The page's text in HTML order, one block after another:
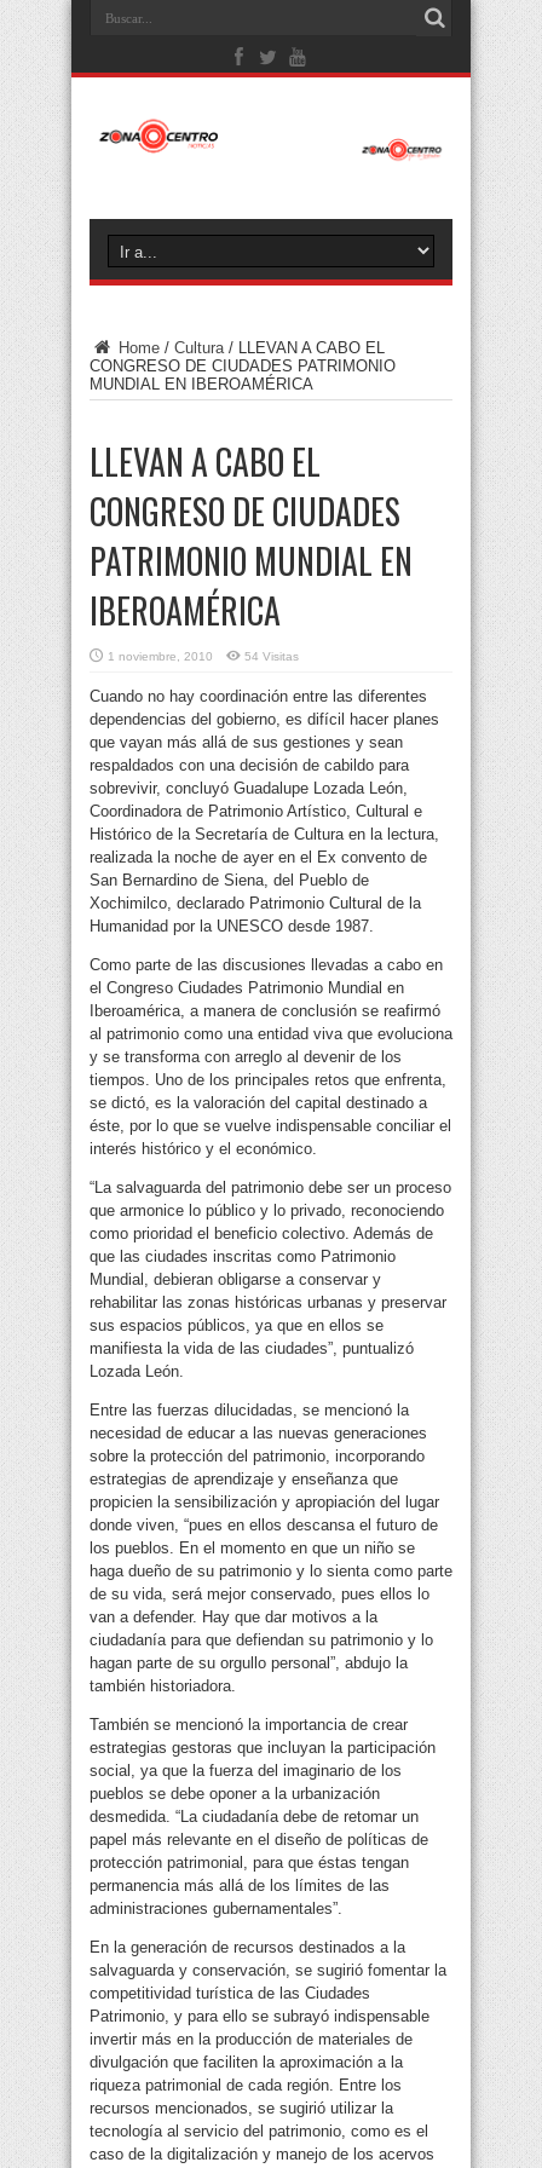
Home / Cultura / LLEVAN A CABO EL
CONGRESO DE CIUDADES PATRIMONIO
MUNDIAL EN IBEROAMÉRICA
LLEVAN A CABO EL
CONGRESO DE CIUDADES
PATRIMONIO MUNDIAL EN
IBEROAMÉRICA
1 noviembre, 2010 54 Visitas
Cuando no hay coordinación entre las diferentes
dependencias del gobierno, es difícil hacer planes
que vayan más allá de sus gestiones y sean
respaldados con una decisión de cabildo para
sobrevivir, concluyó Guadalupe Lozada León,
Coordinadora de Patrimonio Artístico, Cultural e
Histórico de la Secretaría de Cultura en la lectura,
realizada la noche de ayer en el Ex convento de
San Bernardino de Siena, del Pueblo de
Xochimilco, declarado Patrimonio Cultural de la
Humanidad por la UNESCO desde 1987.
Como parte de las discusiones llevadas a cabo en
el Congreso Ciudades Patrimonio Mundial en
Iberoamérica, a manera de conclusión se reafirmó
al patrimonio como una entidad viva que evoluciona
y se transforma con arreglo al devenir de los
tiempos. Uno de los principales retos que enfrenta,
se dictó, es la valoración del capital destinado a
éste, por lo que se vuelve indispensable conciliar el
interés histórico y el económico.
“La salvaguarda del patrimonio debe ser un proceso
que armonice lo público y lo privado, reconociendo
como prioridad el beneficio colectivo. Además de
que las ciudades inscritas como Patrimonio
Mundial, debieran obligarse a conservar y
rehabilitar las zonas históricas urbanas y preservar
sus espacios públicos, ya que en ellos se
manifiesta la vida de las ciudades”, puntualizó
Lozada León.
Entre las fuerzas dilucidadas, se mencionó la
necesidad de educar a las nuevas generaciones
sobre la protección del patrimonio, incorporando
estrategias de aprendizaje y enseñanza que
propicien la sensibilización y apropiación del lugar
donde viven, “pues en ellos descansa el futuro de
los pueblos. En el momento en que un niño se
haga dueño de su patrimonio y lo sienta como parte
de su vida, será mejor conservado, pues ellos lo
van a defender. Hay que dar motivos a la
ciudadanía para que defiendan su patrimonio y lo
hagan parte de su orgullo personal”, abdujo la
también historiadora.
También se mencionó la importancia de crear
estrategias gestoras que incluyan la participación
social, ya que la fuerza del imaginario de los
pueblos se debe oponer a la urbanización
desmedida. “La ciudadanía debe de retomar un
papel más relevante en el diseño de políticas de
protección patrimonial, para que éstas tengan
permanencia más allá de los límites de las
administraciones gubernamentales”.
En la generación de recursos destinados a la
salvaguarda y conservación, se sugirió fomentar la
competitividad turística de las Ciudades
Patrimonio, y para ello se subrayó indispensable
invertir más en la producción de materiales de
divulgación que faciliten la aproximación a la
riqueza patrimonial de cada región. Entre los
recursos mencionados, se sugirió utilizar la
tecnología al servicio del patrimonio, como es el
caso de la digitalización y manejo de los acervos